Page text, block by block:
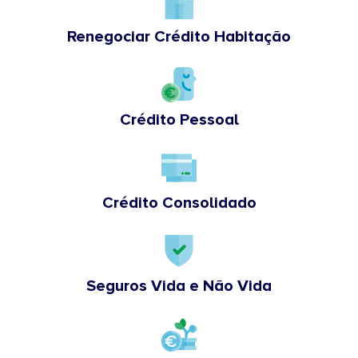
Renegociar Crédito Habitação
Crédito Pessoal
Crédito Consolidado
Seguros Vida e Não Vida